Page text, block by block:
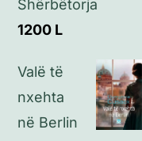
Shërbëtorja
1200 L
Valë të
nxehta
në Berlin